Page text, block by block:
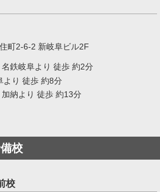
町2-6-2 新岐阜ビル2F
鉄岐阜より 徒歩 約2分
より 徒歩 約8分
納より 徒歩 約13分
校
校